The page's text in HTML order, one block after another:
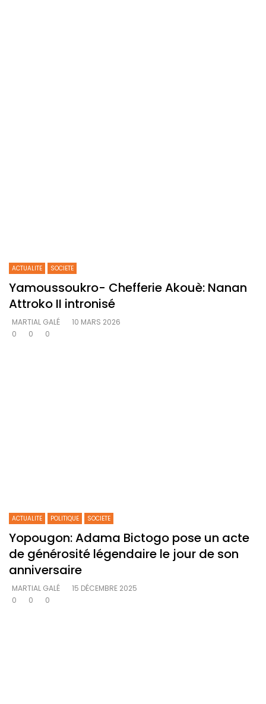
ACTUALITE SOCIETE
Yamoussoukro- Chefferie Akouè: Nanan
Attroko II intronisé
MARTIAL GALÉ
10 MARS 2026
0
0 0
ACTUALITE POLITIQUE SOCIETE
Yopougon: Adama Bictogo pose un acte
de générosité légendaire le jour de son
anniversaire
MARTIAL GALÉ
15 DÉCEMBRE 2025
0
0 0